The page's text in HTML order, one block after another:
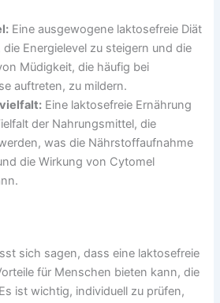
Eine ausgewogene laktosefreie Diät
Energielevel zu steigern und die
Müdigkeit, die häufig bei
auftreten, zu mildern.
Eine laktosefreie Ernährung
der Nahrungsmittel, die
was die Nährstoffaufnahme
die Wirkung von Cytomel
sich sagen, dass eine laktosefreie
für Menschen bieten kann, die
ist wichtig, individuell zu prüfen,